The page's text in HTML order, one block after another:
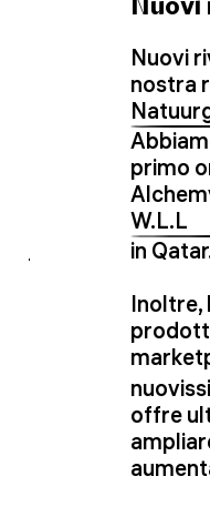
Nuovi
nostra
primo
W.L.L
in
Inoltre,
offre